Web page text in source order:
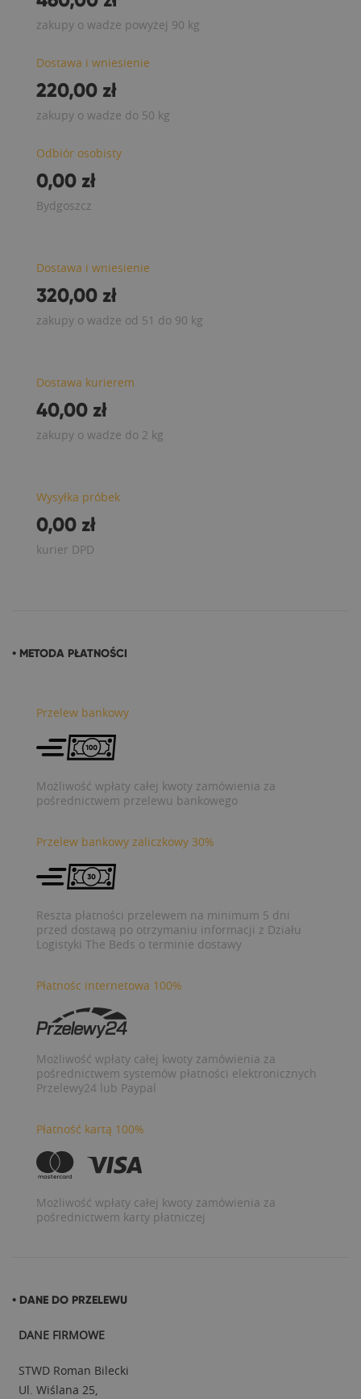
zakupy o wadze powyżej 90 kg
Dostawa i wniesienie
220,00 zł
zakupy o wadze do 50 kg
Odbiór osobisty
0,00 zł
Bydgoszcz
Dostawa i wniesienie
320,00 zł
zakupy o wadze od 51 do 90 kg
Dostawa kurierem
40,00 zł
zakupy o wadze do 2 kg
Wysyłka próbek
0,00 zł
kurier DPD
• METODA PŁATNOŚCI
Przelew bankowy
Możliwość wpłaty całej kwoty zamówienia za
pośrednictwem przelewu bankowego
Przelew bankowy zaliczkowy 30%
Reszta płatności przelewem na minimum 5 dni
przed dostawą po otrzymaniu informacji z Działu
Logistyki The Beds o terminie dostawy
Płatnośc internetowa 100%
Możliwość wpłaty całej kwoty zamówienia za
pośrednictwem systemów płatności elektronicznych
Przelewy24 lub Paypal
Płatność kartą 100%
Możliwość wpłaty całej kwoty zamówienia za
pośrednictwem karty płatniczej
• DANE DO PRZELEWU
DANE FIRMOWE
STWD Roman Bilecki
Ul. Wiślana 25,